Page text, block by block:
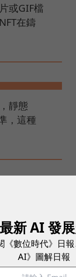
或GIF檔
在鑄
靜態
，這種
合約（Oracle，
到NFT特徵變
新 AI 發
《數位時代》日
AI》圖解日報